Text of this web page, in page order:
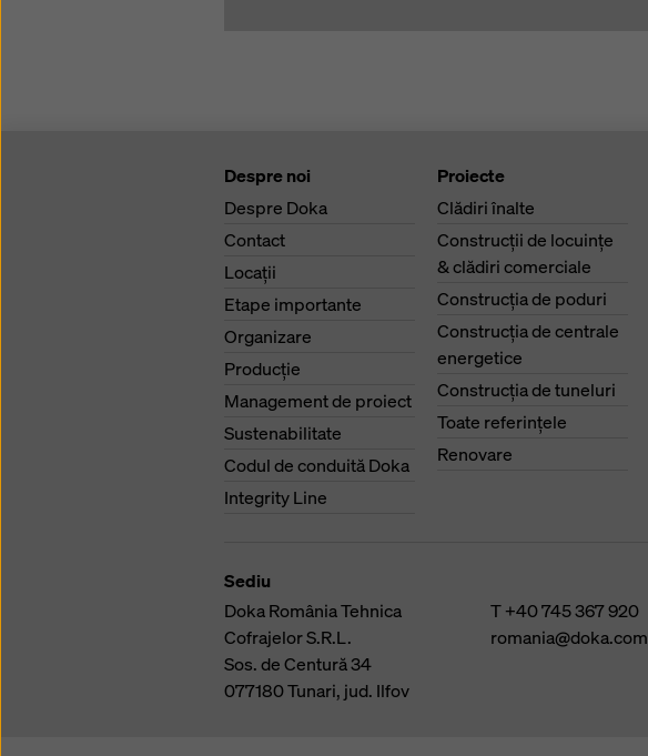
Despre noi
Despre Doka
Contact
Locaţii
Etape importante
Organizare
Producţie
Management de proiect
Sustenabilitate
Codul de conduită Doka
Integrity Line
Proiecte
Clădiri înalte
Construcţii de locuinţe
& clădiri comerciale
Construcţia de poduri
Construcţia de centrale
energetice
Construcţia de tuneluri
Toate referinţele
Renovare
Sediu
Doka România Tehnica
Cofrajelor S.R.L.
Sos. de Centură 34
077180Tunari, jud. Ilfov
T+40 745 367 920
romania@doka.com